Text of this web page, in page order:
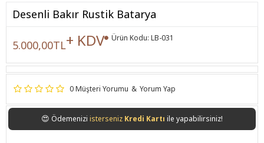
Desenli Bakır Rustik Batarya
0 Müşteri Yorumu & Yorum Yap
5.000,00TL+ KDV Ürün Kodu: LB-031
😍 Ödemenizi istersenizKredi Kartı ile yapabilirsiniz!